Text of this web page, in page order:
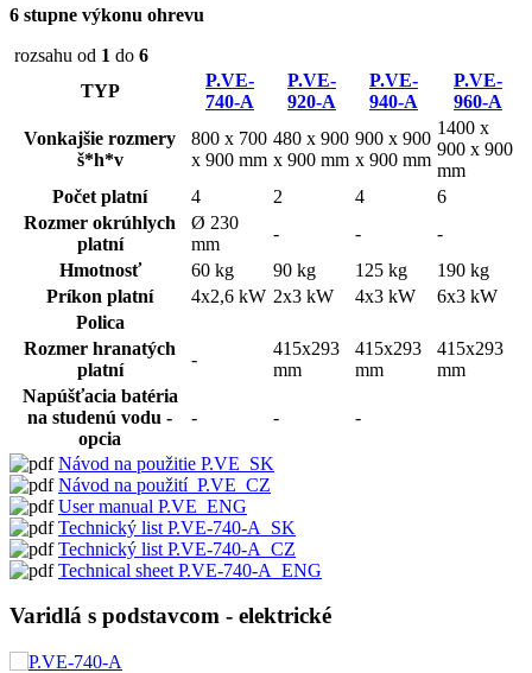
6 stupne výkonu ohrevu
rozsahu od 1 do 6
TYP
P.VE-
740-A
P.VE-
920-A
P.VE-
940-A
P.VE-
960-A
Vonkajšie rozmery
š*h*v
800 x 700
x 900 mm
480 x 900
x 900 mm
900 x 900
x 900 mm
1400 x
900 x 900
mm
Počet platní
4 2 4
6
Rozmer okrúhlych
platní
Ø 230
mm
- -
-
Hmotnosť
60 kg 90 kg 125 kg
190 kg
Príkon platní
4x2,6 kW 2x3 kW 4x3 kW
6x3 kW
Polica
Rozmer hranatých
platní
-
415x293
mm
415x293
mm
415x293
mm
Napúšťacia batéria
na studenú vodu -
opcia
- - -
Návod na použitie P.VE_SK
Návod na použití_P.VE_CZ
User manual P.VE_ENG
Technický list P.VE-740-A_SK
Technický list P.VE-740-A_CZ
Technical sheet P.VE-740-A_ENG
Varidlá s podstavcom - elektrické